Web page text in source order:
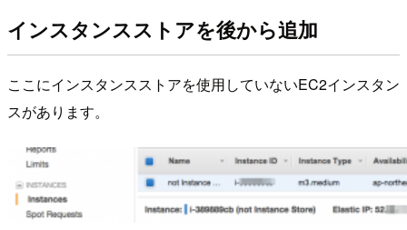
インスタンスストアを後から追加
ここにインスタンスストアを使用していないEC2インスタン
スがあります。